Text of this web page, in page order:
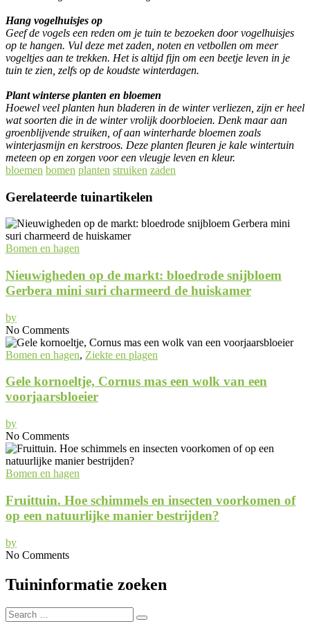
Hang vogelhuisjes op
Geef de vogels een reden om je tuin te bezoeken door vogelhuisjes
op te hangen. Vul deze met zaden, noten en vetbollen om meer
vogeltjes aan te trekken. Het is altijd fijn om een beetje leven in je
tuin te zien, zelfs op de koudste winterdagen.
Plant winterse planten en bloemen
Hoewel veel planten hun bladeren in de winter verliezen, zijn er heel
wat soorten die in de winter vrolijk doorbloeien. Denk maar aan
groenblijvende struiken, of aan winterharde bloemen zoals
winterjasmijn en kerstroos. Deze planten fleuren je kale wintertuin
meteen op en zorgen voor een vleugje leven en kleur.
bloemen bomen planten struiken zaden
Gerelateerde tuinartikelen
Bomen en hagen
Nieuwigheden op de markt: bloedrode snijbloem
Gerbera mini suri charmeerd de huiskamer
by
No Comments
Bomen en hagen, Ziekte en plagen
Gele kornoeltje, Cornus mas een wolk van een
voorjaarsbloeier
by
No Comments
Bomen en hagen
Fruittuin. Hoe schimmels en insecten voorkomen of
op een natuurlijke manier bestrijden?
by
No Comments
Tuininformatie zoeken
Search
for:
Search